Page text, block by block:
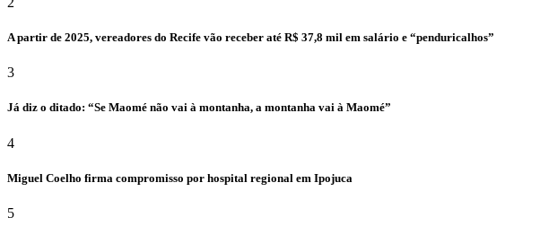
A partir de 2025, vereadores do Recife vão receber até R$ 37,8 mil em salário e “penduricalhos”
3
Já diz o ditado: “Se Maomé não vai à montanha, a montanha vai à Maomé”
4
Miguel Coelho firma compromisso por hospital regional em Ipojuca
5